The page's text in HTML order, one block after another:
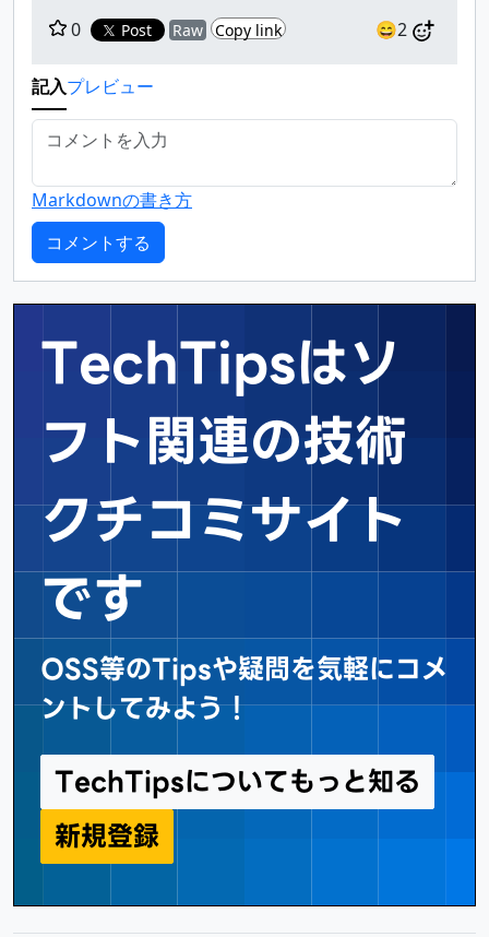
0
Post Raw Copy link 😄2
記入プレビュー
Markdownの書き方
TechTipsはソ
フト関連の技術
クチコミサイト
です
OSS等のTipsや疑問を気軽にコメ
ントしてみよう！
TechTipsについてもっと知る
新規登録